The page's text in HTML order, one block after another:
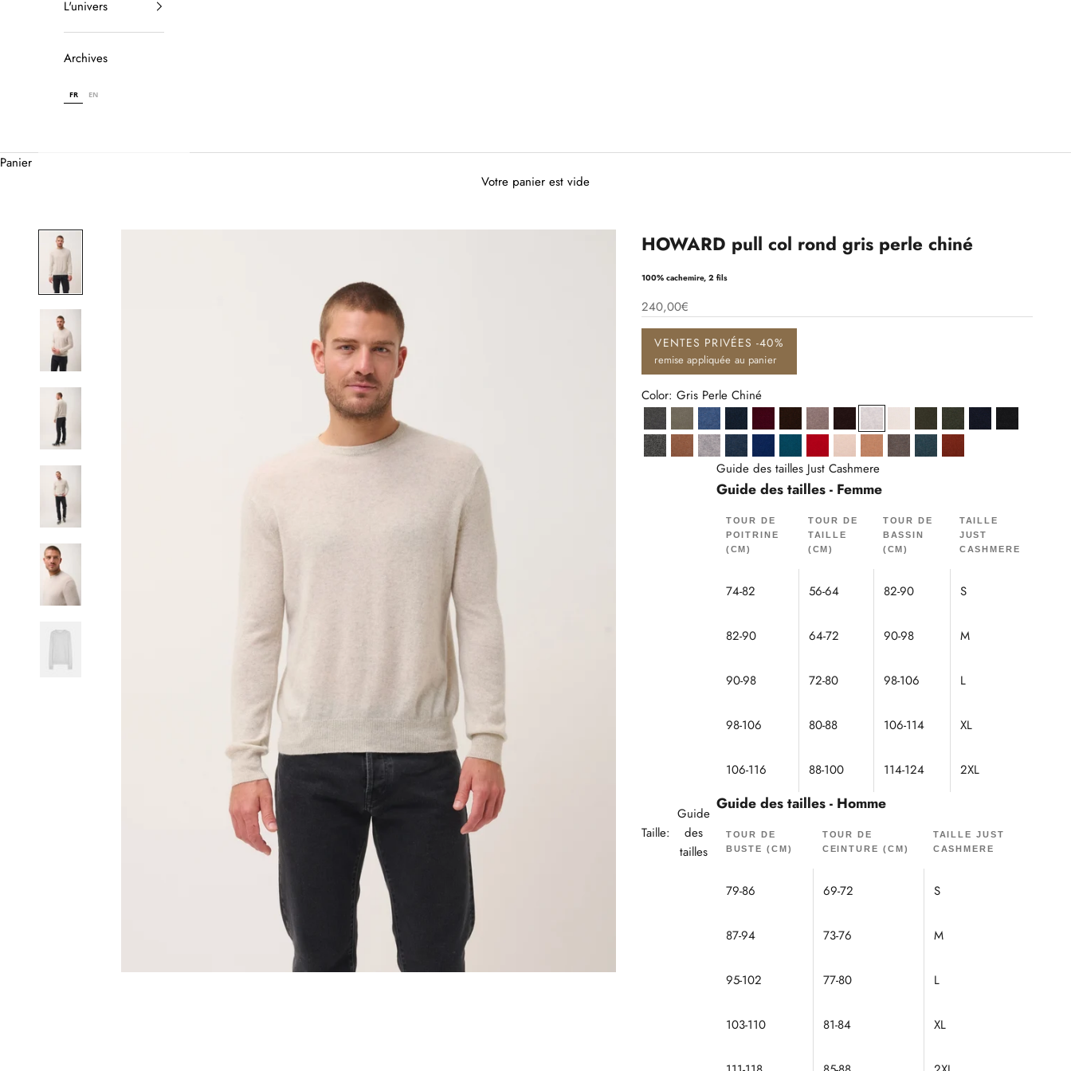
L'univers
Archives
FR EN
Panier
Votre panier est vide
HOWARD pull col rond gris perle chiné
100% cachemire, 2 fils
240,00€
VENTES PRIVÉES -40%
remise appliquée au panier
Color: Gris Perle Chiné
Anthracite Chiné
ArmyBleu Denim
Bleu Nuit Chiné
Bordeaux
Café Caribou Chiné
ChocoGris Perle Chiné
IvoireKaki Kaki Chiné
NavyNoir
Noir/Blanc
NoisetteNuage Chiné
Ocean Chiné
Outremer
PaonRougeSableSaharaTaupe Chiné
Vert Canard Chiné
Écureuil
Taille:
Guide
des
tailles
Guide des tailles Just Cashmere
Guide des tailles - Femme
TOUR DE
POITRINE
(CM)
TOUR DE
TAILLE
(CM)
TOUR DE
BASSIN
(CM)
TAILLE
JUST
CASHMERE
74-82 56-64 82-90 S
82-90 64-72 90-98 M
90-98 72-80 98-106 L
98-106 80-88 106-114 XL
106-116 88-100 114-124 2XL
Guide des tailles - Homme
TOUR DE
BUSTE (CM)
TOUR DE
CEINTURE (CM)
TAILLE JUST
CASHMERE
79-86 69-72 S
87-94 73-76 M
95-102 77-80 L
103-110 81-84 XL